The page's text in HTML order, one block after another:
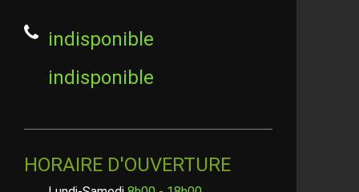
indisponible
indisponible
HORAIRE D'OUVERTURE